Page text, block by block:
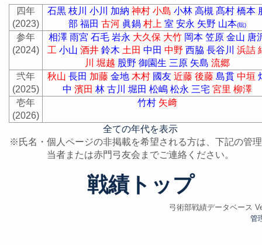
四年
(2023)
石黒 枝川 小川 加納 神村 小島 小林 高槻 髙村 橋本
部 福田 古河 眞鍋 村上 室 安永 矢野 山本(聡)
参年
(2024)
相澤 雨宮 石毛 岩永 大久保 大竹 岡本 笠原 金山 唐
工 小山 酒井 鈴木 土田 中田 中野 西脇 長谷川 浜詰
川 堀越 股野 御園生 三原 矢島 流郷
弐年
(2025)
秋山 長田 加藤 金地 木村 國友 近藤 後藤 島貫 中垣
中 濱田 林 古川 堀田 松嶋 松永 三宅 宮里 柳澤
壱年
(2026)
竹村 矢﨑
全ての年代を表示
※氏名・個人ページの非掲載を希望される方は、下記の管
当者または赤門弓友会までご連絡ください。
戦績トップ
弓術部戦績データベース
管